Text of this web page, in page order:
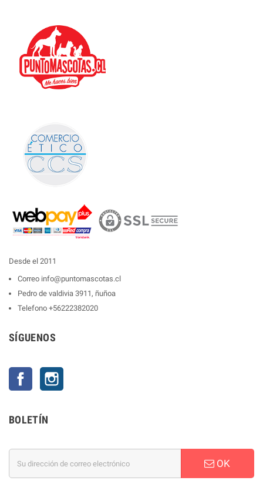
Desde el 2011
Correo info@puntomascotas.cl
Pedro de valdivia 3911, ñuñoa
Telefono +56222382020
SÍGUENOS
Facebook
BOLETÍN
OK